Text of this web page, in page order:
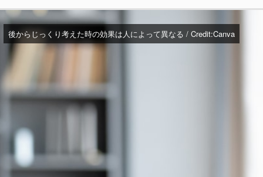
後からじっくり考えた時の効果は人によって異なる / Credit:Canva